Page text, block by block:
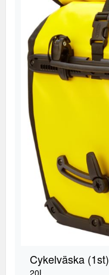
Cykelväska (1st)
20L